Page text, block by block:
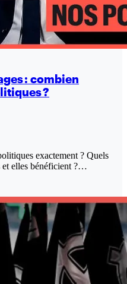
: combien
?
exactement ? Quels
et elles bénéficient ?…